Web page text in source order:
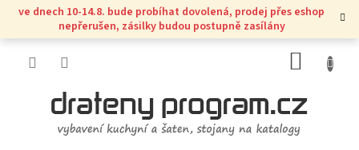
Přejít
obsah
ve dnech 10-14.8. bude probíhat dovolená, prodej přes eshop
nepřerušen, zásilky budou postupně zasílány
KOŠÍK